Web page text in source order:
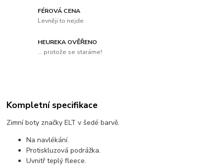
FÉROVÁ CENA
Levněji to nejde
HEUREKA OVĚŘENO
... protože se staráme!
Kompletní specifikace
Zimní boty značky ELT v šedé barvě.
Na navlékání.
Protiskluzová podrážka.
Uvnitř teplý fleece.